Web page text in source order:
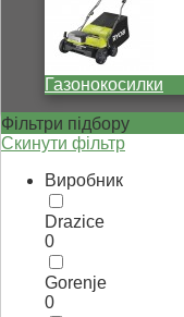
Газонокосилки
Фільтри підбору
Скинути фільтр
Виробник
Drazice
0
Gorenje
0